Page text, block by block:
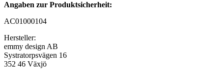
Angaben zur Produktsicherheit:
AC01000104
Hersteller:
emmy design AB
Systratorpsvägen 16
352 46 Växjö